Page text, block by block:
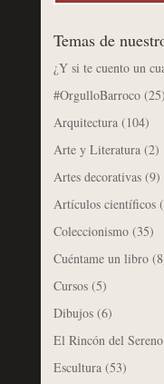
Temas de
¿Y si te cuento un
#OrgulloBarroco(25)
Arquitectura(104)
Arte y Literatura(2)
Artes decorativas(9)
Artículos científicos
Coleccionismo(35)
Cuéntame un libro
Cursos(5)
Dibujos(6)
El Rincón del Sereno
Escultura(53)